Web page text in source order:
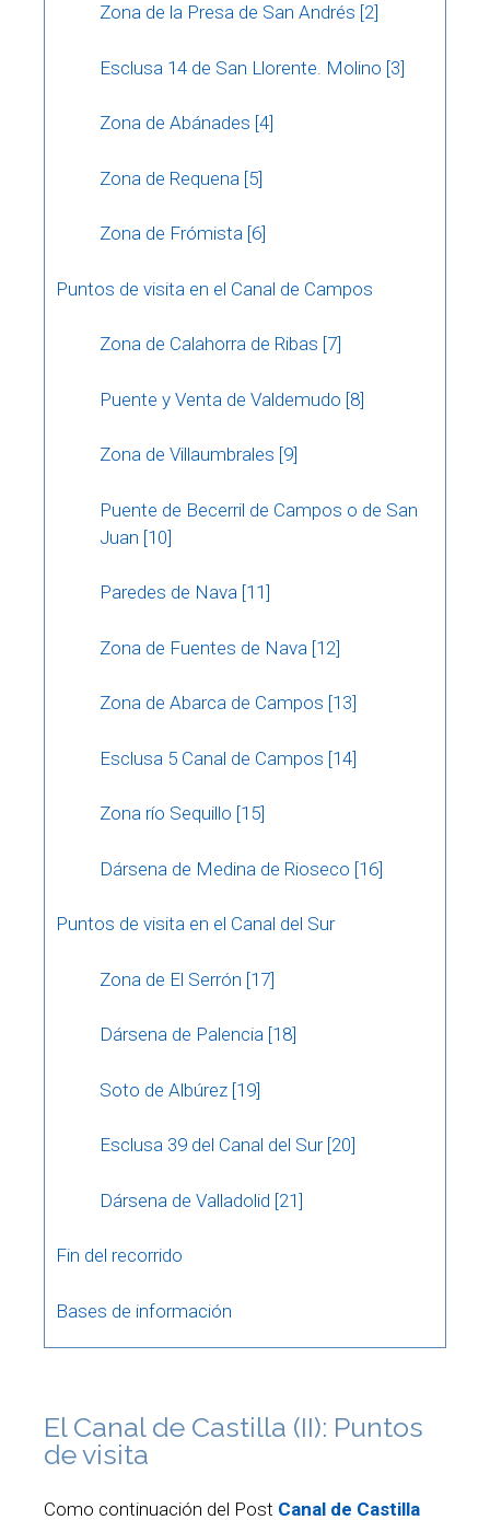
Zona de la Presa de San Andrés [2]
Esclusa 14 de San Llorente. Molino [3]
Zona de Abánades [4]
Zona de Requena [5]
Zona de Frómista [6]
Puntos de visita en el Canal de Campos
Zona de Calahorra de Ribas [7]
Puente y Venta de Valdemudo [8]
Zona de Villaumbrales [9]
Puente de Becerril de Campos o de San
Juan [10]
Paredes de Nava [11]
Zona de Fuentes de Nava [12]
Zona de Abarca de Campos [13]
Esclusa 5 Canal de Campos [14]
Zona río Sequillo [15]
Dársena de Medina de Rioseco [16]
Puntos de visita en el Canal del Sur
Zona de El Serrón [17]
Dársena de Palencia [18]
Soto de Albúrez [19]
Esclusa 39 del Canal del Sur [20]
Dársena de Valladolid [21]
Fin del recorrido
Bases de información
El Canal de Castilla (II): Puntos
de visita
Como continuación del Post Canal de Castilla